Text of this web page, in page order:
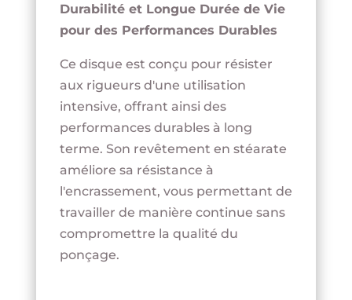
Durabilité et Longue Durée de Vie
pour des Performances Durables
Ce disque est conçu pour résister
aux rigueurs d'une utilisation
intensive, offrant ainsi des
performances durables à long
terme. Son revêtement en stéarate
améliore sa résistance à
l'encrassement, vous permettant de
travailler de manière continue sans
compromettre la qualité du
ponçage.